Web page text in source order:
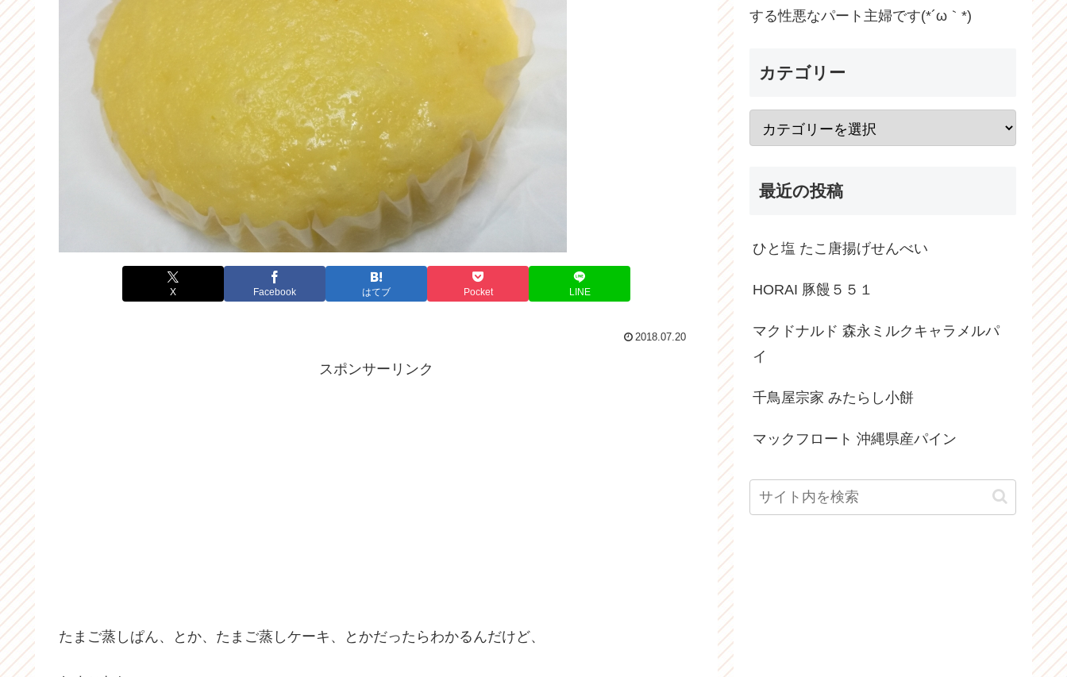
X Facebook はてブ Pocket LINE
2018.07.20
スポンサーリンク
たまご蒸しぱん、とか、たまご蒸しケーキ、とかだったらわかるんだけど、
する性悪なパート主婦です(*´ω｀*)
カテゴリー
最近の投稿
ひと塩 たこ唐揚げせんべい
HORAI 豚饅５５１
マクドナルド 森永ミルクキャラメルパ
イ
千鳥屋宗家 みたらし小餅
マックフロート 沖縄県産パイン